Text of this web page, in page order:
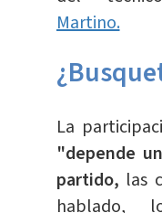
Martino.
La
"depende
partido, las
hablado,